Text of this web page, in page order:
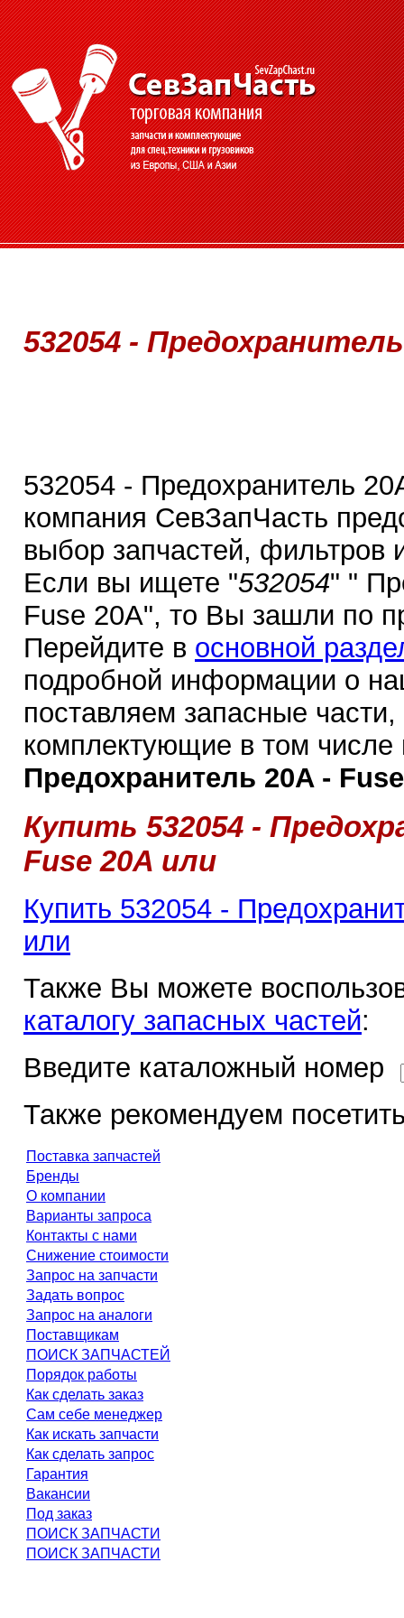
532054 -
532054 - Предохранитель
компания СевЗапЧасть
выбор запчастей, фильтров
Если вы ищете "532054" "
Fuse 20A", то Вы зашли по
Перейдите в основной
подробной информации о
поставляем запасные
комплектующие в том
Предохранитель 20A -
Купить 532054 -
Fuse 20A или
Купить 532054 -
или
Также Вы можете
каталогу запасных частей:
Введите каталожный номер
Также рекомендуем
Поставка запчастей
Бренды
О компании
Варианты запроса
Контакты с нами
Снижение стоимости
Запрос на запчасти
Задать вопрос
Запрос на аналоги
Поставщикам
ПОИСК ЗАПЧАСТЕЙ
Порядок работы
Как сделать заказ
Сам себе менеджер
Как искать запчасти
Как сделать запрос
Гарантия
Вакансии
Под заказ
ПОИСК ЗАПЧАСТИ
ПОИСК ЗАПЧАСТИ